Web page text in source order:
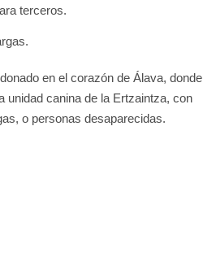
terceros.
en el corazón de Álava, donde
unidad canina de la Ertzaintza, con
o personas desaparecidas.